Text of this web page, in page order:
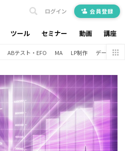
ツール セミナー 動画 講座
ログイン 会員登録
ABテスト・EFO MA LP制作 データ分析